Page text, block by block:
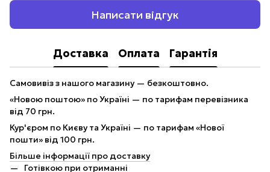
Написати відгук
Доставка Оплата Гарантія
Самовивіз з нашого магазину — безкоштовно.
«Новою поштою» по Україні — по тарифам перевізника
від 70 грн.
Кур'єром по Києву та Україні — по тарифам «Нової
пошти» від 100 грн.
Більше інформації про доставку
Готівкою при отриманні